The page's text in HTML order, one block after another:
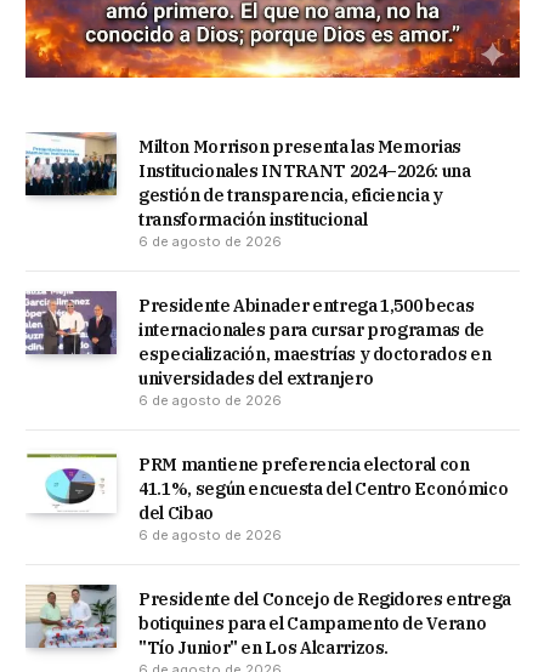
Milton Morrison presenta las Memorias
Institucionales INTRANT 2024–2026: una
gestión de transparencia, eficiencia y
transformación institucional
6 de agosto de 2026
Presidente Abinader entrega 1,500 becas
internacionales para cursar programas de
especialización, maestrías y doctorados en
universidades del extranjero
6 de agosto de 2026
PRM mantiene preferencia electoral con
41.1%, según encuesta del Centro Económico
del Cibao
6 de agosto de 2026
Presidente del Concejo de Regidores entrega
botiquines para el Campamento de Verano
"Tío Junior" en Los Alcarrizos.